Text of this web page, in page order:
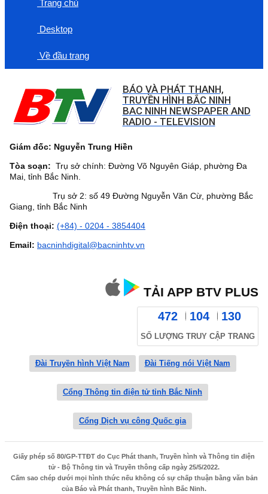
Trang chủ
Desktop
Về đầu trang
BÁO VÀ PHÁT THANH,
TRUYỀN HÌNH BẮC NINH
BAC NINH NEWSPAPER AND
RADIO - TELEVISION
Giám đốc: Nguyễn Trung Hiền
Tòa soạn: Trụ sở chính: Đường Võ Nguyên Giáp, phường Đa
Mai, tỉnh Bắc Ninh.
Trụ sở 2: số 49 Đường Nguyễn Văn Cừ, phường Bắc
Giang, tỉnh Bắc Ninh
Điện thoại: (+84) - 0204 - 3854404
Email: bacninhdigital@bacninhtv.vn
TẢI APP BTV PLUS
472 104 130
SỐ LƯỢNG TRUY CẬP TRANG
Đài Truyền hình Việt Nam Đài Tiếng nói Việt Nam
Cổng Thông tin điện tử tỉnh Bắc Ninh
Cổng Dịch vụ công Quốc gia
Giấy phép số 80/GP-TTĐT do Cục Phát thanh, Truyền hình và Thông tin điện
tử - Bộ Thông tin và Truyền thông cấp ngày 25/5/2022.
Cấm sao chép dưới mọi hình thức nếu không có sự chấp thuận bằng văn bản
của Báo và Phát thanh, Truyền hình Bắc Ninh.